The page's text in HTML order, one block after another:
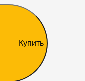
Купить